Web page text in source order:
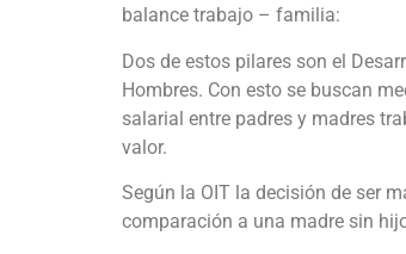
balance trabajo – familia:
Dos de estos pilares son el
Hombres. Con esto se buscan
salarial entre padres y madres
valor.
Según la OIT la decisión de ser
comparación a una madre sin